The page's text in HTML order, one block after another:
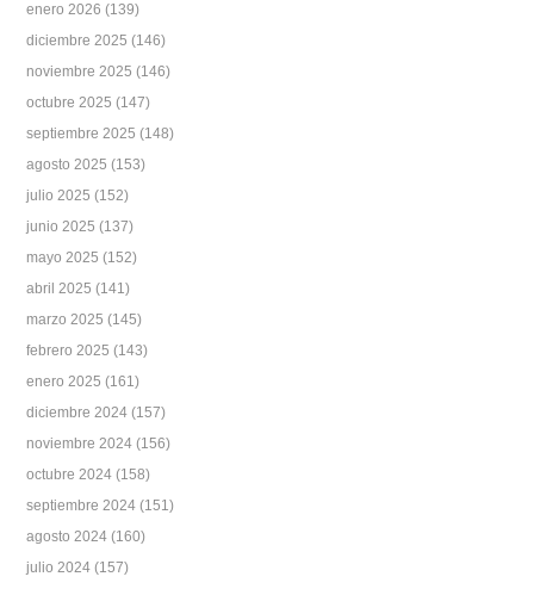
enero 2026 (139)
diciembre 2025 (146)
noviembre 2025 (146)
octubre 2025 (147)
septiembre 2025 (148)
agosto 2025 (153)
julio 2025 (152)
junio 2025 (137)
mayo 2025 (152)
abril 2025 (141)
marzo 2025 (145)
febrero 2025 (143)
enero 2025 (161)
diciembre 2024 (157)
noviembre 2024 (156)
octubre 2024 (158)
septiembre 2024 (151)
agosto 2024 (160)
julio 2024 (157)